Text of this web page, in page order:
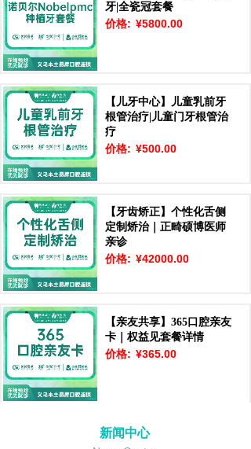
牙|全瓷冠套餐
价格: ¥5800.00
【儿牙中心】儿童乳前牙
根管治疗|儿童门牙根管治
疗
价格: ¥500.00
【牙齿矫正】个性化舌侧
定制矫治｜正畸硕博医师
亲诊
价格: ¥42000.00
【亲友共享】365口腔亲友
卡｜权益见套餐详情
价格: ¥365.00
新闻中心